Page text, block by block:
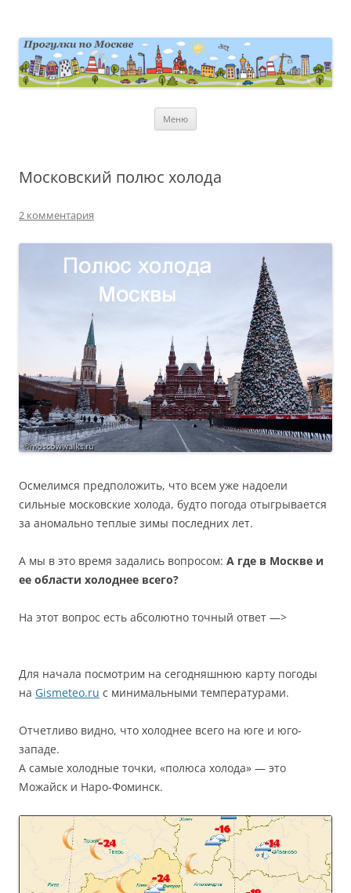
Меню
Московский полюс холода
2 комментария
Осмелимся предположить, что всем уже надоели
сильные московские холода, будто погода отыгрывается
за аномально теплые зимы последних лет.
А мы в это время задались вопросом: А где в Москве и
ее области холоднее всего?
На этот вопрос есть абсолютно точный ответ —>
Для начала посмотрим на сегодняшнюю карту погоды
на Gismeteo.ru с минимальными температурами.
Отчетливо видно, что холоднее всего на юге и юго-
западе.
А самые холодные точки, «полюса холода» — это
Можайск и Наро-Фоминск.